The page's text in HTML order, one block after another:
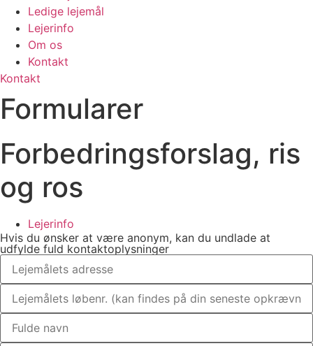
Ledige lejemål
Lejerinfo
Om os
Kontakt
Kontakt
Formularer
Forbedringsforslag, ris
og ros
Lejerinfo
Hvis du ønsker at være anonym, kan du undlade at
udfylde fuld kontaktoplysninger